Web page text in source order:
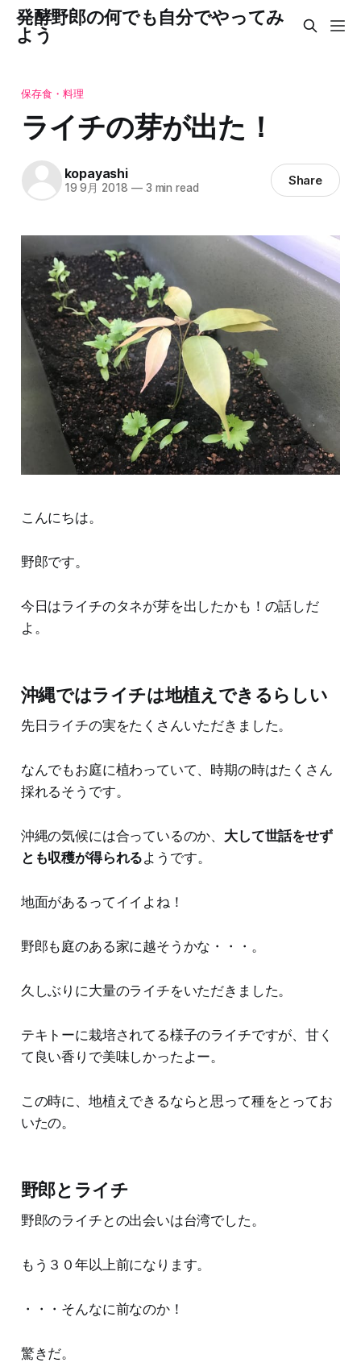
発酵野郎の何でも自分でやってみ
よう
保存食・料理
ライチの芽が出た！
kopayashi
19 9月 2018 —3 min read Share
こんにちは。
野郎です。
今日はライチのタネが芽を出したかも！の話しだ
よ。
沖縄ではライチは地植えできるらしい
先日ライチの実をたくさんいただきました。
なんでもお庭に植わっていて、時期の時はたくさん
採れるそうです。
沖縄の気候には合っているのか、 大して世話をせず
とも収穫が得られるようです。
地面があるってイイよね！
野郎も庭のある家に越そうかな・・・。
久しぶりに大量のライチをいただきました。
テキトーに栽培されてる様子のライチですが、甘く
て良い香りで美味しかったよー。
この時に、地植えできるならと思って種をとってお
いたの。
野郎とライチ
野郎のライチとの出会いは台湾でした。
もう３０年以上前になります。
・・・そんなに前なのか！
驚きだ。